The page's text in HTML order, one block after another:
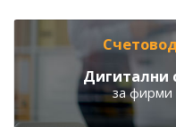
Дигитални
за фирми